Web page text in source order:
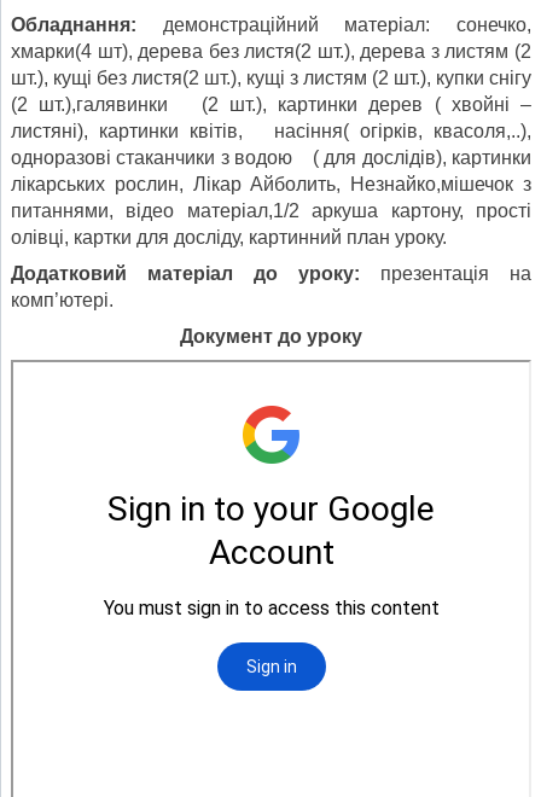
Обладнання: демонстраційний матеріал: сонечко,
хмарки(4 шт), дерева без листя(2 шт.), дерева з листям (2
шт.), кущі без листя(2 шт.), кущі з листям (2 шт.), купки снігу
(2 шт.),галявинки (2 шт.), картинки дерев ( хвойні –
листяні), картинки квітів, насіння( огірків, квасоля,..),
одноразові стаканчики з водою ( для дослідів), картинки
лікарських рослин, Лікар Айболить, Незнайко,мішечок з
питаннями, відео матеріал,1/2 аркуша картону, прості
олівці, картки для досліду, картинний план уроку.
Додатковий матеріал до уроку: презентація на
комп’ютері.
Документ до уроку